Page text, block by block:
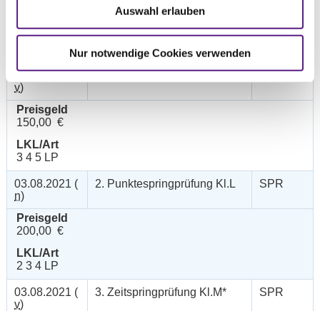
Auswahl erlauben
Nur notwendige Cookies verwenden
Datum Prüfung Disziplin
03.08.2021 (
v)
1. Springprüfung Kl. A** SPR
Preisgeld
150,00 €
LKL/Art
3 4 5 LP
03.08.2021 (
n)
2. Punktespringprüfung Kl.L SPR
Preisgeld
200,00 €
LKL/Art
2 3 4 LP
03.08.2021 (
v)
3. Zeitspringprüfung Kl.M* SPR